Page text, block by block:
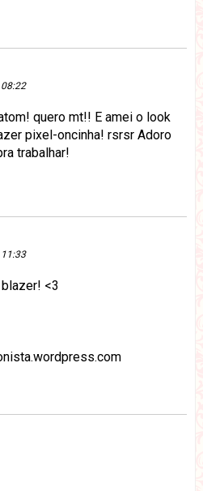
quero mt!! E amei o look
pixel-oncinha! rsrsr Adoro
trabalhar!
<3